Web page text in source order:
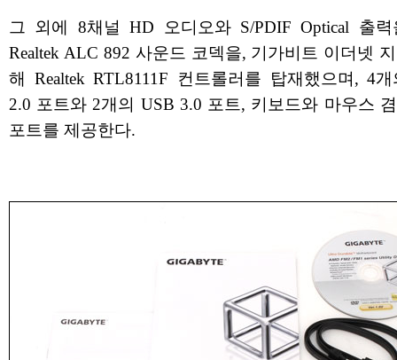
그 외에 8채널 HD 오디오와 S/PDIF Optical 출
Realtek ALC 892 사운드 코덱을, 기가비트 이더넷
해 Realtek RTL8111F 컨트롤러를 탑재했으며, 4
2.0 포트와 2개의 USB 3.0 포트, 키보드와 마우스
포트를 제공한다.